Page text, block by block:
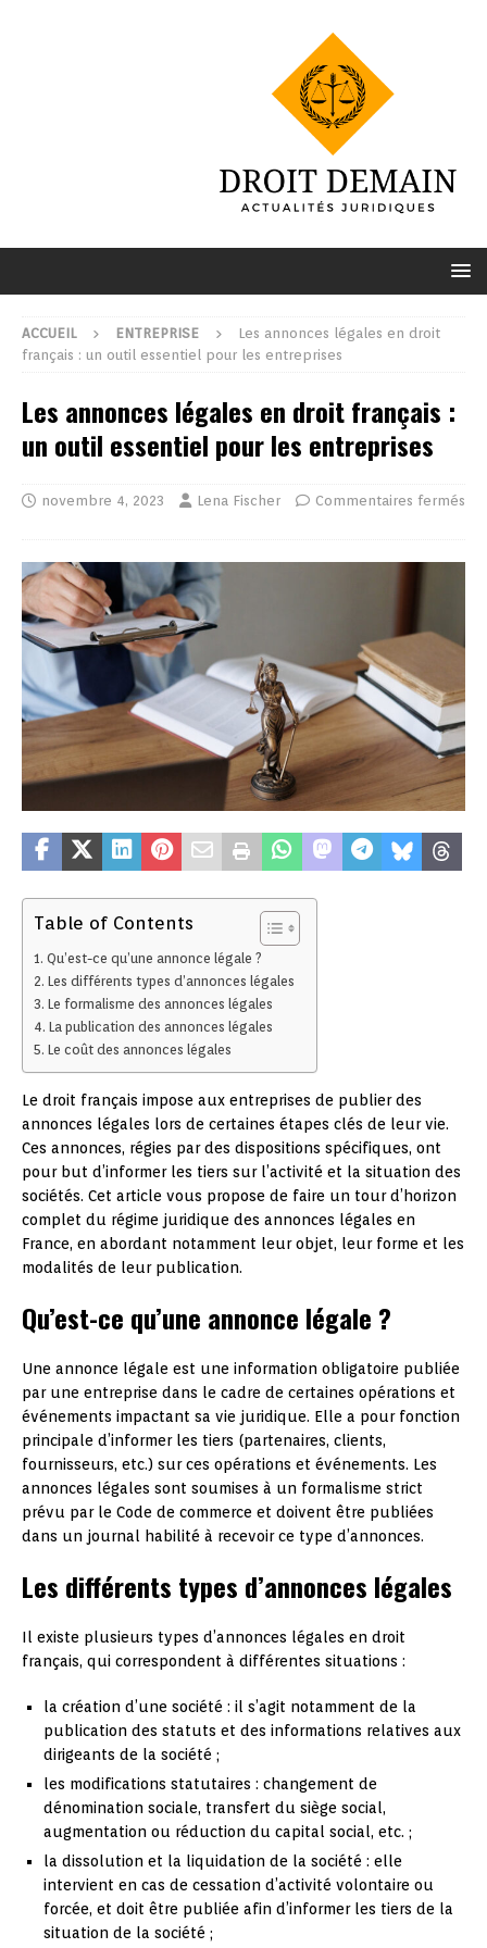
ACCUEIL ENTREPRISE
Les annonces légales en droit
français : un outil essentiel pour les entreprises
Les annonces légales en droit français :
un outil essentiel pour les entreprises
novembre 4, 2023 Lena Fischer Commentaires fermés
Table of Contents
Qu’est-ce qu’une annonce légale ?
Les différents types d’annonces légales
Le formalisme des annonces légales
La publication des annonces légales
Le coût des annonces légales
Le droit français impose aux entreprises de publier des
annonces légales lors de certaines étapes clés de leur vie.
Ces annonces, régies par des dispositions spécifiques, ont
pour but d’informer les tiers sur l’activité et la situation des
sociétés. Cet article vous propose de faire un tour d’horizon
complet du régime juridique des annonces légales en
France, en abordant notamment leur objet, leur forme et les
modalités de leur publication.
Qu’est-ce qu’une annonce légale ?
Une annonce légale est une information obligatoire publiée
par une entreprise dans le cadre de certaines opérations et
événements impactant sa vie juridique. Elle a pour fonction
principale d’informer les tiers (partenaires, clients,
fournisseurs, etc.) sur ces opérations et événements. Les
annonces légales sont soumises à un formalisme strict
prévu par le Code de commerce et doivent être publiées
dans un journal habilité à recevoir ce type d’annonces.
Les différents types d’annonces légales
Il existe plusieurs types d’annonces légales en droit
français, qui correspondent à différentes situations :
la création d’une société : il s’agit notamment de la
publication des statuts et des informations relatives aux
dirigeants de la société ;
les modifications statutaires : changement de
dénomination sociale, transfert du siège social,
augmentation ou réduction du capital social, etc. ;
la dissolution et la liquidation de la société : elle
intervient en cas de cessation d’activité volontaire ou
forcée, et doit être publiée afin d’informer les tiers de la
situation de la société ;